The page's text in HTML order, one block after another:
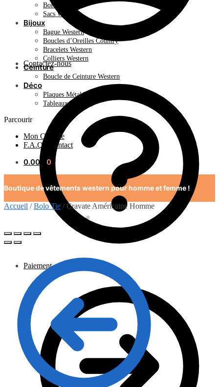
Contactez-nous
Paiement
Bolo Tie
Sacs Western
Bijoux
Bague Western
Boucles d’Oreilles Country
Bracelets Western
Colliers Western
Ceinture
Boucle de Ceinture Western
Déco
Plaques Métal Déco Américaine
Tableaux Western
Parcourir
Mon Compte
F.A.Q / Contact
0.00€ 0
Boutique de vêtements western pour homme et femme !
Accueil /Bolo Tie / Cravate Américaine Homme